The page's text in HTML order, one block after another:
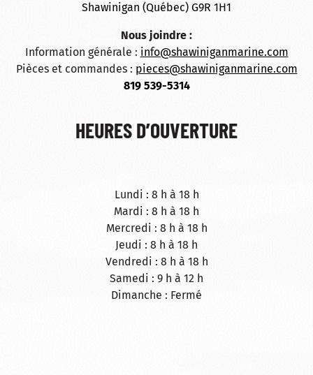
Shawinigan (Québec) G9R 1H1
Nous joindre :
Information générale : info@shawiniganmarine.com
Pièces et commandes : pieces@shawiniganmarine.com
819 539-5314
HEURES D’OUVERTURE
Lundi : 8 h à 18 h
Mardi : 8 h à 18 h
Mercredi : 8 h à 18 h
Jeudi : 8 h à 18 h
Vendredi : 8 h à 18 h
Samedi : 9 h à 12 h
Dimanche : Fermé